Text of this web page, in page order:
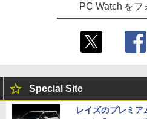
PC Watch をフ
Special Site
レイズのプレミ